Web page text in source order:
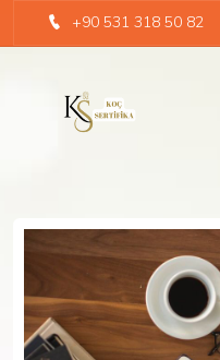
+90 531 318 50 82